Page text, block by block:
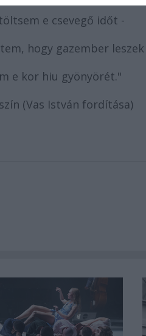
e csevegő időt -
hogy gazember leszek
e kor hiu gyönyörét."
(Vas István fordítása)